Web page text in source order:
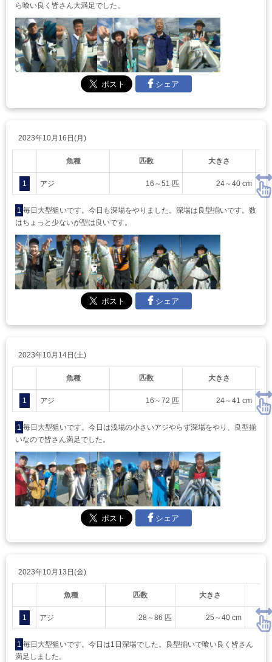
ら喰い良く皆さん大満足でした。
シェア
2023年10月16日(月)
魚種 匹数 大きさ
1 アジ 16～51 匹 24～40 cm
1 毎日大型狙いです。今日も深場をやりました。深場は良型揃いです。数
はちょっと少ないが型は良いです。
シェア
2023年10月14日(土)
魚種 匹数 大きさ
1 アジ 16～72 匹 24～41 cm
1 毎日大型狙いです。今日は浅場の小さいアジやらず深場をやり、良型揃
いなので皆さん満足でした。
シェア
2023年10月13日(金)
魚種 匹数 大きさ
1 アジ 28～86 匹 25～40 cm
1 毎日大型狙いです。今日は1日深場でした。良型揃いで喰い良く皆さん
満足しました。